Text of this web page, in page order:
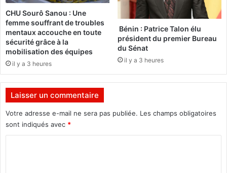
l
e
d
u
f
t
r
n
t
:
L
'
i
t
g
r
a
l
CHU Sourô Sanou : Une
femme souffrant de troubles
mentaux accouche en toute
sécurité grâce à la
mobilisation des équipes
il y a 3 heures
Bénin : Patrice Talon élu
président du premier Bureau
du Sénat
il y a 3 heures
Laisser un commentaire
Votre adresse e-mail ne sera pas publiée. Les champs obligatoires
sont indiqués avec *